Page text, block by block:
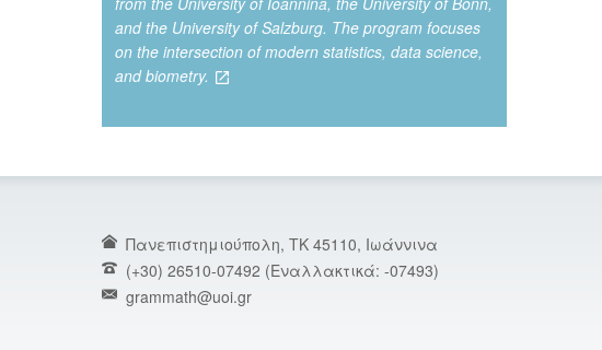
and the University of Salzburg. The program focuses
on the intersection of modern statistics, data science,
and biometry.
Πανεπιστημιούπολη, TK 45110, Ιωάννινα
(+30) 26510-07492 (Εναλλακτικά: -07493)
grammath@uoi.gr